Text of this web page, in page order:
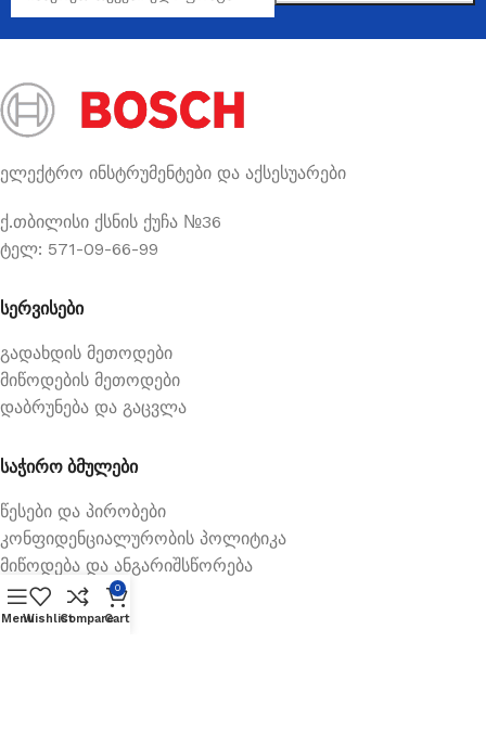
ელექტრო ინსტრუმენტები და აქსესუარები
ქ.თბილისი ქსნის ქუჩა №36
ტელ: 571-09-66-99
სერვისები
გადახდის მეთოდები
მიწოდების მეთოდები
დაბრუნება და გაცვლა
საჭირო ბმულები
წესები და პირობები
კონფიდენციალურობის პოლიტიკა
მიწოდება და ანგარიშსწორება
MenuWishlistCompare
0
Cart